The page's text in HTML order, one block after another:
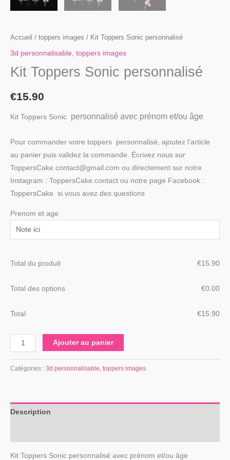
Accueil / toppers images / Kit Toppers Sonic personnalisé
3d personnalisable, toppers images
Kit Toppers Sonic personnalisé
€15.90
Kit Toppers Sonic personnalisé avec prénom et/ou âge
Pour commander votre toppers personnalisé, ajoutez l’article
au panier puis validez la commande. Écrivez nous sur
ToppersCake.contact@gmail.com ou directement sur notre
Instagram : ToppersCake.contact ou notre page Facebook :
ToppersCake si vous avez des questions
Prenom et age
Total du produit €‎15.90
Total des options €‎0.00
Total €‎15.90
Ajouter au panier
Catégories : 3d personnalisable, toppers images
Description
Kit Toppers Sonic personnalisé avec prénom et/ou âge